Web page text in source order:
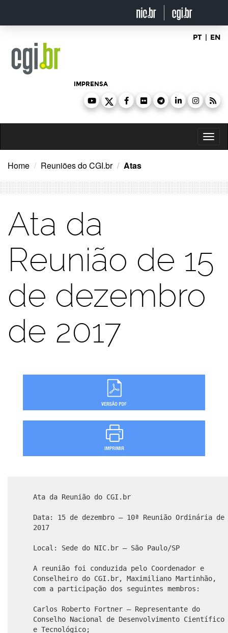
o
PT | EN
IMPRENSA
Home Reuniões do CGI.br Atas
Ata da
Reunião de 15
de dezembro
de 2017
Ata da Reunião do CGI.br
Data: 15 de dezembro – 10ª Reunião Ordinária de
2017
Local: Sede do NIC.br – São Paulo/SP
A reunião foi conduzida pelo Coordenador e
Conselheiro do CGI.br, Maximiliano Martinhão,
com a participação dos seguintes membros:
Carlos Roberto Fortner – Representante do
Conselho Nacional de Desenvolvimento Científico
e Tecnológico;